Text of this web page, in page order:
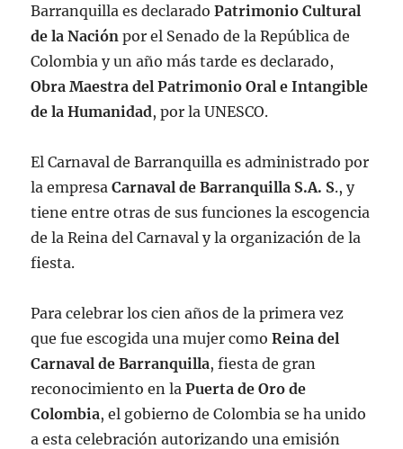
Barranquilla es declaradoPatrimonio Cultural
de la Nación por el Senado de la República de
Colombia y un año más tarde es declarado,
Obra Maestra del Patrimonio Oral e Intangible
de la Humanidad, por la UNESCO.
El Carnaval de Barranquilla es administrado por
la empresaCarnaval de Barranquilla S.A. S., y
tiene entre otras de sus funciones la escogencia
de la Reina del Carnaval y la organización de la
fiesta.
Para celebrar los cien años de la primera vez
que fue escogida una mujer comoReina del
Carnaval de Barranquilla, fiesta de gran
reconocimiento en laPuerta de Oro de
Colombia, el gobierno de Colombia se ha unido
a esta celebración autorizando una emisión